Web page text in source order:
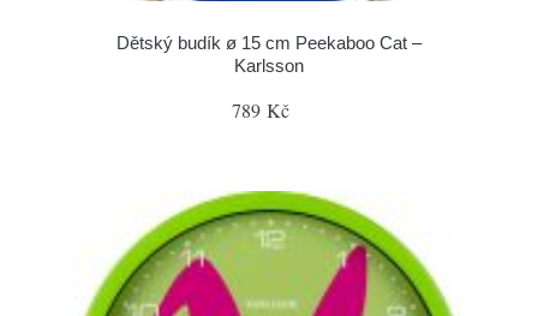
Dětský budík ø 15 cm Peekaboo Cat –
Karlsson
789 Kč